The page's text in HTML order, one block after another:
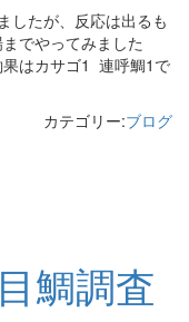
したが、反応は出るも
でやってみました
はカサゴ1 連呼鯛1で
カテゴリー:ブログ
鯛調査